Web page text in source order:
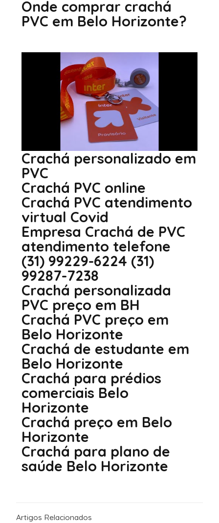
Onde comprar crachá
PVC em Belo Horizonte?
Cardcom Tecnologia cartão de acesso e identificação
em pvc
Crachá personalizado em
PVC
Crachá PVC online
Crachá PVC atendimento
virtual Covid
Empresa Crachá de PVC
atendimento telefone
(31) 99229-6224 (31)
99287-7238
Crachá personalizada
PVC preço em BH
Crachá PVC preço em
Belo Horizonte
Crachá de estudante em
Belo Horizonte
Crachá para prédios
comerciais Belo
Horizonte
Crachá preço em Belo
Horizonte
Crachá para plano de
saúde Belo Horizonte
Artigos Relacionados